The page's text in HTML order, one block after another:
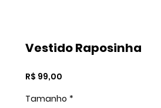
Vestido Raposinha
R$ 99,00
Tamanho *